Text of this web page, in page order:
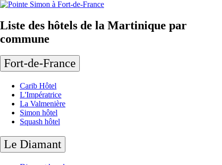
Liste des hôtels de la Martinique par
commune
Fort-de-France
Carib Hôtel
L'Impératrice
La Valmenière
Simon hôtel
Squash hôtel
Le Diamant